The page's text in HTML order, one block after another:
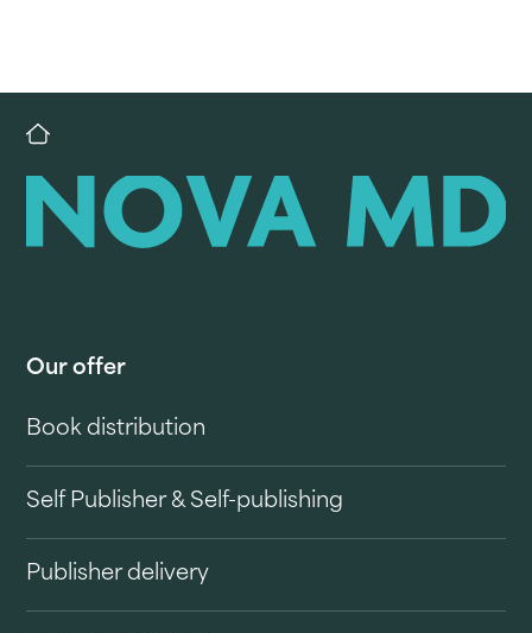
Our offer
Book distribution
Self Publisher & Self-publishing
Publisher delivery